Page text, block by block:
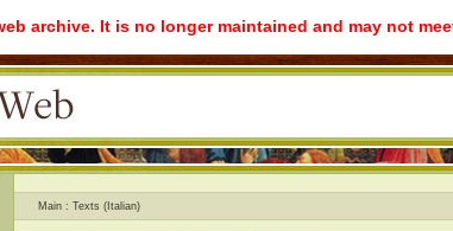
archive. It is no longer maintained and may not
Main Texts (Italian)